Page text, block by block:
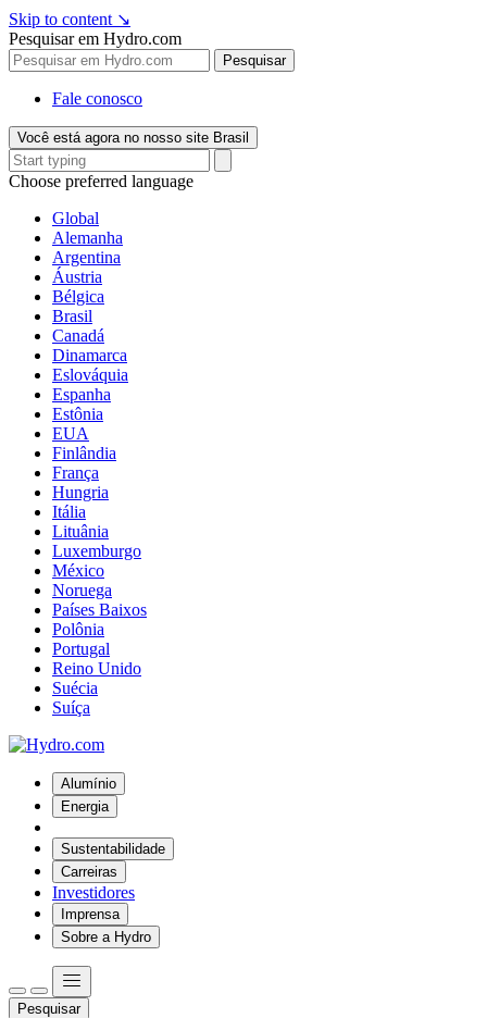
Skip to content ↘
Pesquisar em Hydro.com
Pesquisar
Fale conosco
Você está agora no nosso site Brasil
Choose preferred language
Global
Alemanha
Argentina
Áustria
Bélgica
Brasil
Canadá
Dinamarca
Eslováquia
Espanha
Estônia
EUA
Finlândia
França
Hungria
Itália
Lituânia
Luxemburgo
México
Noruega
Países Baixos
Polônia
Portugal
Reino Unido
Suécia
Suíça
Alumínio
Energia
Sustentabilidade
Carreiras
Investidores
Imprensa
Sobre a Hydro
Pesquisar